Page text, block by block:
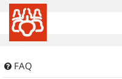
FAQ